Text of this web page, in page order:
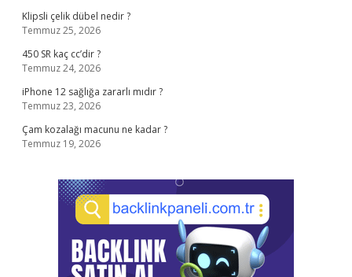
Klipsli çelik dübel nedir ?
Temmuz 25, 2026
450 SR kaç cc’dir ?
Temmuz 24, 2026
iPhone 12 sağlığa zararlı mıdır ?
Temmuz 23, 2026
Çam kozalağı macunu ne kadar ?
Temmuz 19, 2026